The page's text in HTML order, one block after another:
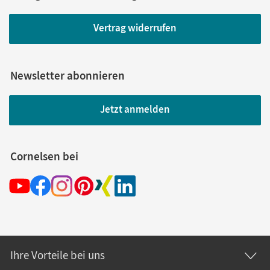
Vertrag widerrufen
Newsletter abonnieren
Jetzt anmelden
Cornelsen bei
Ihre Vorteile bei uns